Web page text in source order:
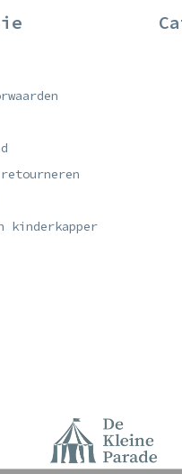
kinderkapper